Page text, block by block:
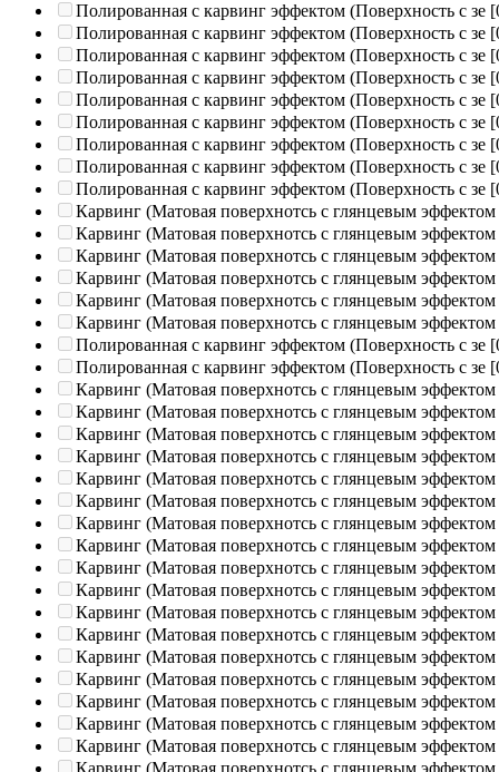
Полированная c карвинг эффектом (Поверхность с зе
Полированная c карвинг эффектом (Поверхность с зе
Полированная c карвинг эффектом (Поверхность с зе
Полированная c карвинг эффектом (Поверхность с зе
Полированная c карвинг эффектом (Поверхность с зе
Полированная c карвинг эффектом (Поверхность с зе
Полированная c карвинг эффектом (Поверхность с зе
Полированная c карвинг эффектом (Поверхность с зе
Полированная c карвинг эффектом (Поверхность с зе
Карвинг (Матовая поверхнотсь с глянцевым эффектом
Карвинг (Матовая поверхнотсь с глянцевым эффектом
Карвинг (Матовая поверхнотсь с глянцевым эффектом
Карвинг (Матовая поверхнотсь с глянцевым эффектом
Карвинг (Матовая поверхнотсь с глянцевым эффектом
Карвинг (Матовая поверхнотсь с глянцевым эффектом
Полированная c карвинг эффектом (Поверхность с зе
Полированная c карвинг эффектом (Поверхность с зе
Карвинг (Матовая поверхнотсь с глянцевым эффектом
Карвинг (Матовая поверхнотсь с глянцевым эффектом
Карвинг (Матовая поверхнотсь с глянцевым эффектом
Карвинг (Матовая поверхнотсь с глянцевым эффектом
Карвинг (Матовая поверхнотсь с глянцевым эффектом
Карвинг (Матовая поверхнотсь с глянцевым эффектом
Карвинг (Матовая поверхнотсь с глянцевым эффектом
Карвинг (Матовая поверхнотсь с глянцевым эффектом
Карвинг (Матовая поверхнотсь с глянцевым эффектом
Карвинг (Матовая поверхнотсь с глянцевым эффектом
Карвинг (Матовая поверхнотсь с глянцевым эффектом
Карвинг (Матовая поверхнотсь с глянцевым эффектом
Карвинг (Матовая поверхнотсь с глянцевым эффектом
Карвинг (Матовая поверхнотсь с глянцевым эффектом
Карвинг (Матовая поверхнотсь с глянцевым эффектом
Карвинг (Матовая поверхнотсь с глянцевым эффектом
Карвинг (Матовая поверхнотсь с глянцевым эффектом